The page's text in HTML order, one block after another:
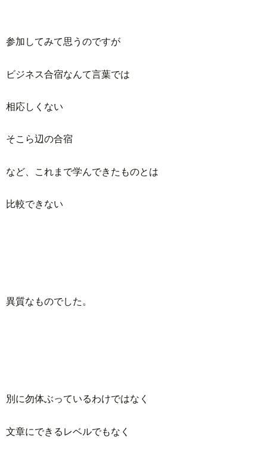
参加してみて思うのですが
ビジネス合宿なんて言葉では
相応しくない
そこら辺の合宿
など、これまで学んできたものとは
比較できない
異質なものでした。
別に勿体ぶっているわけではなく
文章にできるレベルでもなく